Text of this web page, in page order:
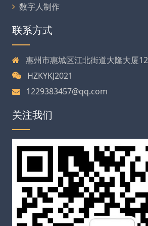
数字人制作
联系方式
惠州市惠城区江北街道大隆大厦
HZKYKJ2021
1229383457@qq.com
关注我们